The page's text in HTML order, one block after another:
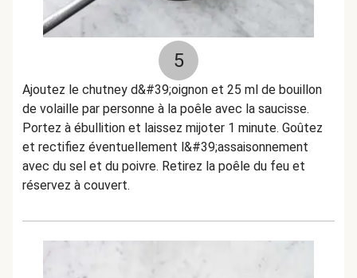
5
Ajoutez le chutney d&#39;oignon et 25 ml de bouillon
de volaille par personne à la poêle avec la saucisse.
Portez à ébullition et laissez mijoter 1 minute. Goûtez
et rectifiez éventuellement l&#39;assaisonnement
avec du sel et du poivre. Retirez la poêle du feu et
réservez à couvert.